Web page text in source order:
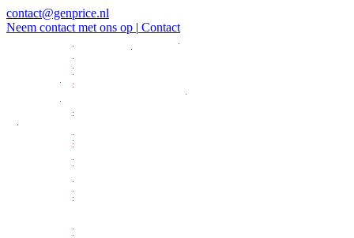
contact@genprice.nl
Neem contact met ons op | Contact